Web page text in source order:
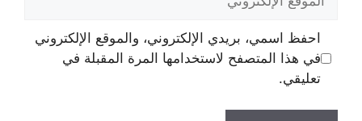
الإلكتروني
احفظ اسمي، بريدي الإلكتروني، والموقع الإلكتروني
في هذا المتصفح لاستخدامها المرة المقبلة في
تعليقي.